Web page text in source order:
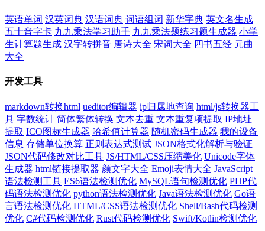
英语单词 汉英词典 汉语词典 词语组词 新华字典 英文名生成
五十音字卡 九九乘法学习助手 九九乘法题练习题生成器 小学
生计算题生成 汉字转拼音 唐诗大全 宋词大全 四书五经 元曲
大全
开发工具
markdown转换html ueditor编辑器 ip归属地查询 html/js转换器工
具 字数统计 简体繁体转换 文本去重 文本重复项提取 IP地址
提取 ICO图标生成器 哈希值计算器 随机密码生成器 我的设备
信息 存储单位换算 正则表达式测试 JSON格式化解析与验证
JSON代码修改对比工具 JS/HTML/CSS压缩美化 Unicode字体
生成器 html链接提取器 颜文字大全 Emoji表情大全 JavaScript
语法检测工具 ES6语法检测优化 MySQL语句检测优化 PHP代
码语法检测优化 python语法检测优化 Java语法检测优化 Go语
言语法检测优化 HTML/CSS语法检测优化 Shell/Bash代码检测
优化 C#代码检测优化 Rust代码检测优化 Swift/Kotlin检测优化